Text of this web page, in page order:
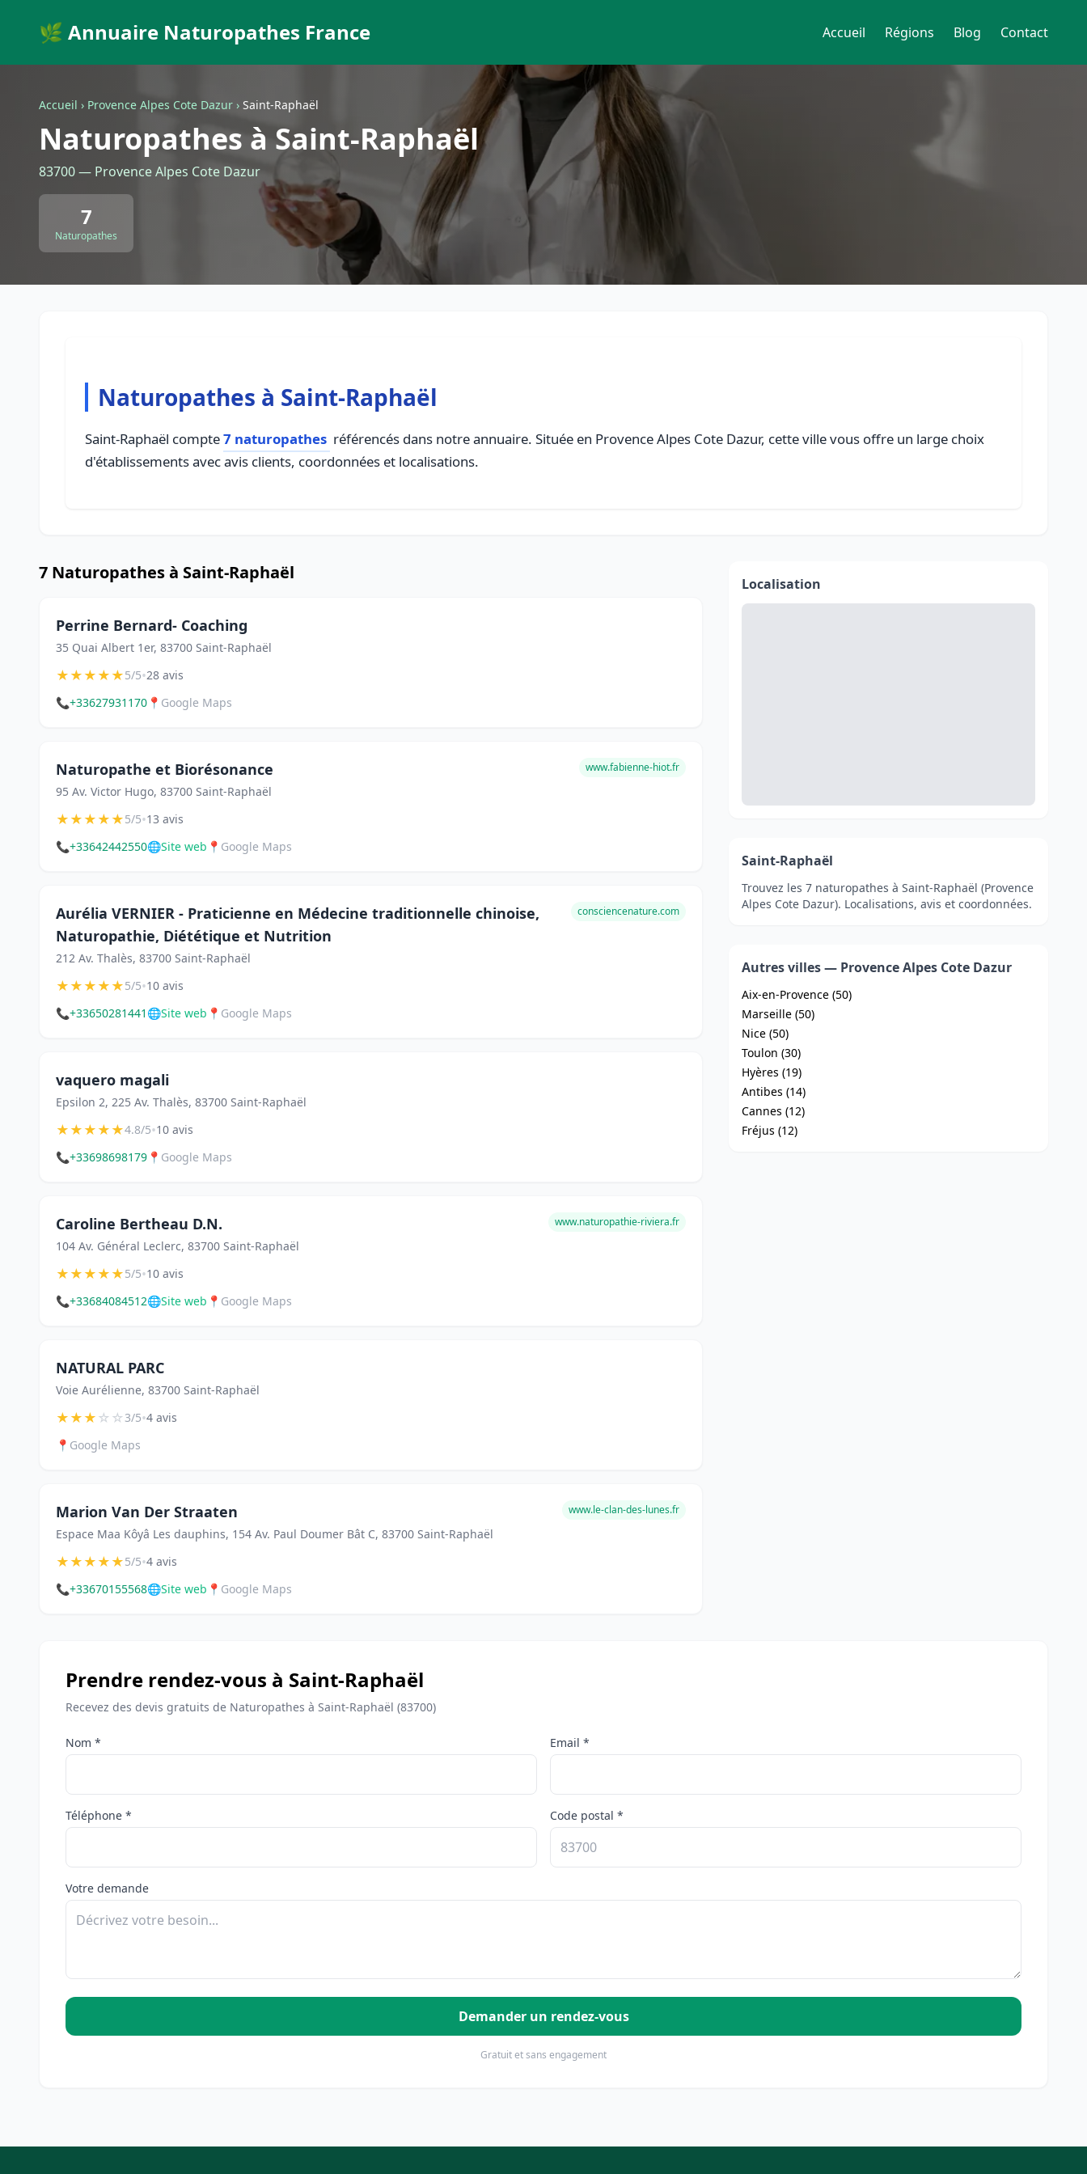
🌿 Annuaire Naturopathes France Accueil Régions Blog Contact
Accueil › Provence Alpes Cote Dazur › Saint-Raphaël
Naturopathes à Saint-Raphaël
83700 — Provence Alpes Cote Dazur
7
Naturopathes
Naturopathes à Saint-Raphaël
Saint-Raphaël compte7 naturopathes référencés dans notre annuaire. Située en Provence Alpes Cote Dazur, cette ville vous offre un large choix
d'établissements avec avis clients, coordonnées et localisations.
7 Naturopathes à Saint-Raphaël
Perrine Bernard- Coaching
35 Quai Albert 1er, 83700 Saint-Raphaël
★★★★★5/5•28 avis
📞+33627931170 📍 Google Maps
Naturopathe et Biorésonance
95 Av. Victor Hugo, 83700 Saint-Raphaël
www.fabienne-hiot.fr
★★★★★5/5•13 avis
📞+33642442550🌐Site web 📍 Google Maps
Aurélia VERNIER - Praticienne en Médecine traditionnelle chinoise,
Naturopathie, Diététique et Nutrition
212 Av. Thalès, 83700 Saint-Raphaël
consciencenature.com
★★★★★5/5•10 avis
📞+33650281441 🌐Site web 📍 Google Maps
vaquero magali
Epsilon 2, 225 Av. Thalès, 83700 Saint-Raphaël
★★★★★4.8/5•10 avis
📞+33698698179 📍 Google Maps
Caroline Bertheau D.N.
104 Av. Général Leclerc, 83700 Saint-Raphaël
www.naturopathie-riviera.fr
★★★★★5/5•10 avis
📞+33684084512🌐Site web 📍 Google Maps
NATURAL PARC
Voie Aurélienne, 83700 Saint-Raphaël
★★★☆☆3/5•4 avis
📍 Google Maps
Marion Van Der Straaten
Espace Maa Kôyâ Les dauphins, 154 Av. Paul Doumer Bât C, 83700 Saint-Raphaël
www.le-clan-des-lunes.fr
★★★★★5/5•4 avis
📞+33670155568🌐Site web 📍 Google Maps
Localisation
Saint-Raphaël
Trouvez les 7 naturopathes à Saint-Raphaël (Provence
Alpes Cote Dazur). Localisations, avis et coordonnées.
Autres villes — Provence Alpes Cote Dazur
Aix-en-Provence (50)
Marseille (50)
Nice (50)
Toulon (30)
Hyères (19)
Antibes (14)
Cannes (12)
Fréjus (12)
Prendre rendez-vous à Saint-Raphaël
Recevez des devis gratuits de Naturopathes à Saint-Raphaël (83700)
Nom * Email *
Téléphone * Code postal *
Votre demande
Demander un rendez-vous
Gratuit et sans engagement